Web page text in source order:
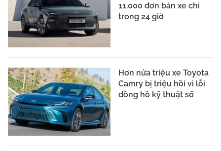
11.000 đơn bán xe chỉ
trong 24 giờ
Hơn nửa triệu xe Toyota
Camry bị triệu hồi vì lỗi
đồng hồ kỹ thuật số